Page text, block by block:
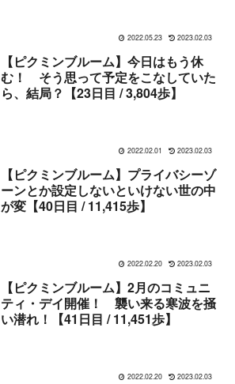
2022.05.23 2023.02.03
【ピクミンブルーム】今日はもう休
む！ そう思って予定をこなしていた
ら、結局？【23日目 / 3,804歩】
2022.02.01 2023.02.03
【ピクミンブルーム】プライバシーゾ
ーンとか設定しないといけない世の中
が変【40日目 / 11,415歩】
2022.02.20 2023.02.03
【ピクミンブルーム】2月のコミュニ
ティ・デイ開催！ 襲い来る寒波を掻
い潜れ！【41日目 / 11,451歩】
2022.02.20 2023.02.03